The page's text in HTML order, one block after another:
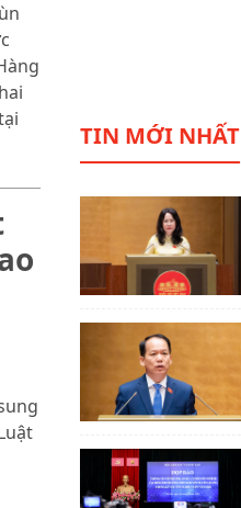
TIN MỚI NHẤT